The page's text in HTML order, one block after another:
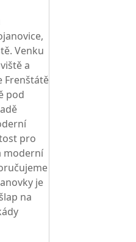
Venku
a
Frenštátě
pod
pro
moderní
je
na